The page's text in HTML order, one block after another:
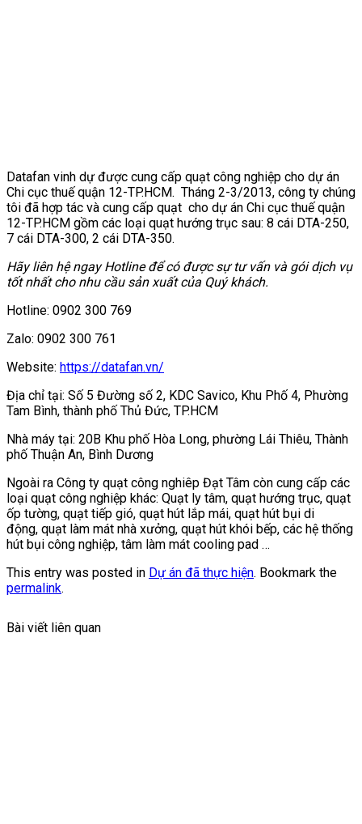
Datafan vinh dự được cung cấp quạt công nghiệp cho dự án
Chi cục thuế quận 12-TP.HCM. Tháng 2-3/2013, công ty chúng
tôi đã hợp tác và cung cấp quạt cho dự án Chi cục thuế quận
12-TP.HCM gồm các loại quạt hướng trục sau: 8 cái DTA-250,
7 cái DTA-300, 2 cái DTA-350.
Hãy liên hệ ngay Hotline để có được sự tư vấn và gói dịch vụ
tốt nhất cho nhu cầu sản xuất của Quý khách.
Hotline: 0902 300 769
Zalo: 0902 300 761
Website: https://datafan.vn/
Địa chỉ tại: Số 5 Đường số 2, KDC Savico, Khu Phố 4, Phường
Tam Bình, thành phố Thủ Đức, TP.HCM
Nhà máy tại: 20B Khu phố Hòa Long, phường Lái Thiêu, Thành
phố Thuận An, Bình Dương
Ngoài ra Công ty quạt công nghiêp Đạt Tâm còn cung cấp các
loại quạt công nghiệp khác: Quạt ly tâm, quạt hướng trục, quạt
ốp tường, quạt tiếp gió, quạt hút lắp mái, quạt hút bụi di
động, quạt làm mát nhà xưởng, quạt hút khói bếp, các hệ thống
hút bụi công nghiệp, tâm làm mát cooling pad …
This entry was posted in Dự án đã thực hiện. Bookmark the
permalink.
Bài viết liên quan